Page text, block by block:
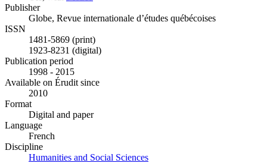
Publisher
Globe, Revue internationale d’études québécoises
ISSN
1481-5869 (print)
1923-8231 (digital)
Publication period
1998 - 2015
Available on Érudit since
2010
Format
Digital and paper
Language
French
Discipline
Humanities and Social Sciences